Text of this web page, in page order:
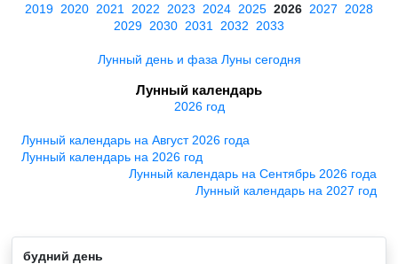
2019 2020 2021 2022 2023 2024 2025 2026 2027
2028
2029 2030 2031 2032 2033
Лунный день и фаза Луны сегодня
Лунный календарь
2026 год
Лунный календарь на Август 2026 года
Лунный календарь на 2026 год
Лунный календарь на Сентябрь 2026 года
Лунный календарь на 2027 год
будний день